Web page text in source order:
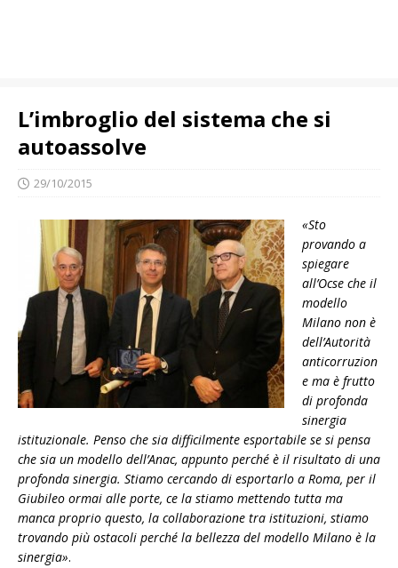
L’imbroglio del sistema che si
autoassolve
29/10/2015
«Sto
provando a
spiegare
all’Ocse che il
modello
Milano non è
dell’Autorità
anticorruzion
e ma è frutto
di profonda
sinergia
istituzionale. Penso che sia difficilmente esportabile se si pensa
che sia un modello dell’Anac, appunto perché è il risultato di una
profonda sinergia. Stiamo cercando di esportarlo a Roma, per il
Giubileo ormai alle porte, ce la stiamo mettendo tutta ma
manca proprio questo, la collaborazione tra istituzioni, stiamo
trovando più ostacoli perché la bellezza del modello Milano è la
sinergia».